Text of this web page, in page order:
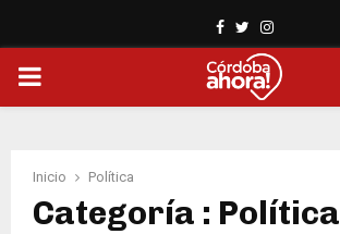
Facebook
TwitterInstagram
PRIMARY
Inicio Política
Categoría : Política